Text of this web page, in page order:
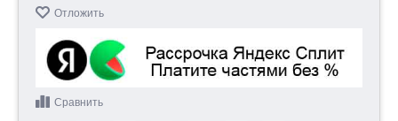
Отложить
Сравнить